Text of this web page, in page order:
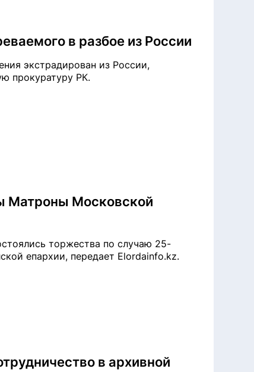
в разбое из России
экстрадирован из России,
прокуратуру РК.
Матроны Московской
торжества по случаю 25-
епархии, передает Elordainfo.kz.
в архивной